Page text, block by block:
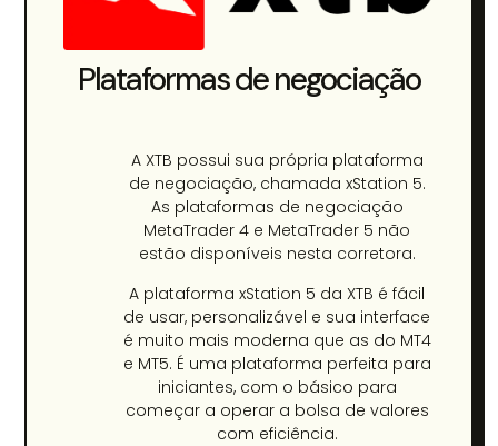
Plataformas de negociação
A XTB possui sua própria plataforma
de negociação, chamada xStation 5.
As plataformas de negociação
MetaTrader 4 e MetaTrader 5 não
estão disponíveis nesta corretora.
A plataforma xStation 5 da XTB é fácil
de usar, personalizável e sua interface
é muito mais moderna que as do MT4
e MT5. É uma plataforma perfeita para
iniciantes, com o básico para
começar a operar a bolsa de valores
com eficiência.